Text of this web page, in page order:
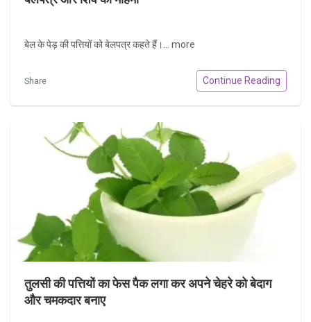
बेल के पेड़ की पत्तियों को बेलपत्र कहते हैं।... more
Share Continue Reading
तुलसी की पत्तियों का फेस पैक लगा कर अपने चेहरे को बेदाग
और चमकदार बनाए